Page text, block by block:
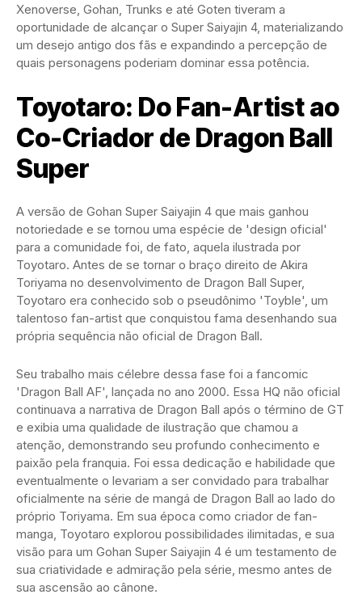
Xenoverse, Gohan, Trunks e até Goten tiveram a
oportunidade de alcançar o Super Saiyajin 4, materializando
um desejo antigo dos fãs e expandindo a percepção de
quais personagens poderiam dominar essa potência.
Toyotaro: Do Fan-Artist ao
Co-Criador de Dragon Ball
Super
A versão de Gohan Super Saiyajin 4 que mais ganhou
notoriedade e se tornou uma espécie de 'design oficial'
para a comunidade foi, de fato, aquela ilustrada por
Toyotaro. Antes de se tornar o braço direito de Akira
Toriyama no desenvolvimento de Dragon Ball Super,
Toyotaro era conhecido sob o pseudônimo 'Toyble', um
talentoso fan-artist que conquistou fama desenhando sua
própria sequência não oficial de Dragon Ball.
Seu trabalho mais célebre dessa fase foi a fancomic
'Dragon Ball AF', lançada no ano 2000. Essa HQ não oficial
continuava a narrativa de Dragon Ball após o término de GT
e exibia uma qualidade de ilustração que chamou a
atenção, demonstrando seu profundo conhecimento e
paixão pela franquia. Foi essa dedicação e habilidade que
eventualmente o levariam a ser convidado para trabalhar
oficialmente na série de mangá de Dragon Ball ao lado do
próprio Toriyama. Em sua época como criador de fan-
manga, Toyotaro explorou possibilidades ilimitadas, e sua
visão para um Gohan Super Saiyajin 4 é um testamento de
sua criatividade e admiração pela série, mesmo antes de
sua ascensão ao cânone.